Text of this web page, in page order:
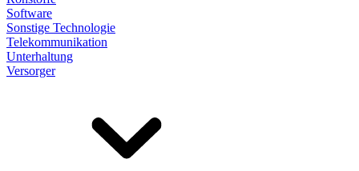
Software
Sonstige Technologie
Telekommunikation
Unterhaltung
Versorger